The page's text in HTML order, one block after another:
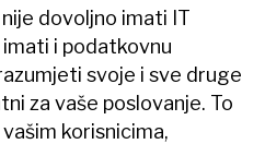
dovoljno imati IT
i podatkovnu
svoje i sve druge
za vaše poslovanje. To
korisnicima,